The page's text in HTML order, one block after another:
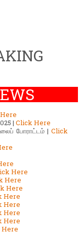
| Click Here
போராட்டம் | Click
Here
Here
Here
Here
Here
Here
Here